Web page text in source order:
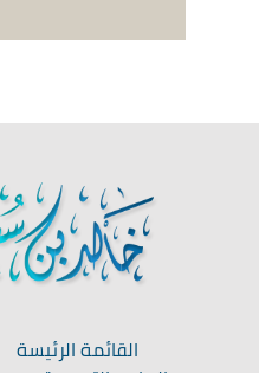
القائمة الرئيسة